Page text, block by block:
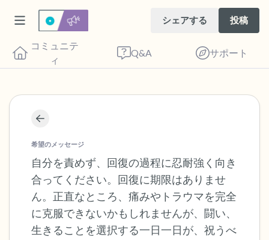
シェアする 投稿
コミュニテ
ィ
Q&A サポート
希望のメッセージ
自分を責めず、回復の過程に忍耐強く向き
合ってください。回復に期限はありませ
ん。正直なところ、痛みやトラウマを完全
に克服できないかもしれませんが、闘い、
生きることを選択する一日一日が、祝うべ
座り心地の良い場所を見つけてください。
目を軽く閉じて、深呼吸を数回します。鼻
から息を吸い（3つ数え）、口から息を吐
きます（3つ数え）。さあ、目を開けて周
りを見回してください。以下のことを声に
出して言ってみてください。